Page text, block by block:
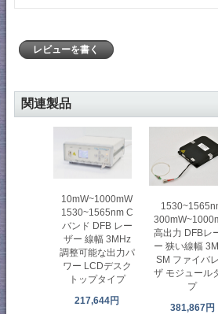
レビューを書く
関連製品
10mW~1000mW
1530~1565nm C
バンド DFB レー
ザー 線幅 3MHz
調整可能な出力パ
ワー LCDデスク
トップタイプ
217,644円
高出力 DFBレ
ー 狭い線幅
SM ファイバ
ザ モジュール
プ
381,867円